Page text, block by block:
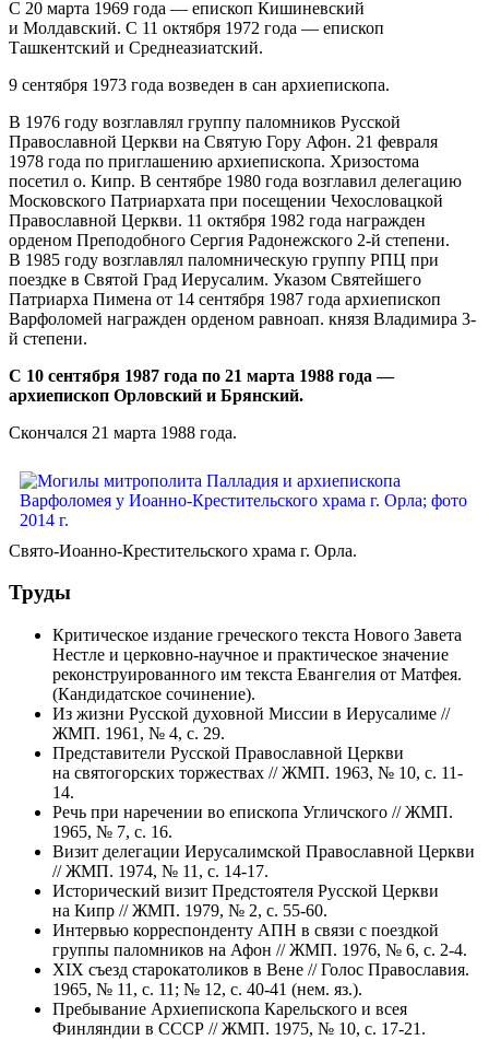
С 20 марта 1969 года — епископ Кишиневский
и Молдавский. С 11 октября 1972 года — епископ
Ташкентский и Среднеазиатский.
9 сентября 1973 года возведен в сан архиепископа.
В 1976 году возглавлял группу паломников Русской
Православной Церкви на Святую Гору Афон. 21 февраля
1978 года по приглашению архиепископа. Хризостома
посетил о. Кипр. В сентябре 1980 года возглавил делегацию
Московского Патриархата при посещении Чехословацкой
Православной Церкви. 11 октября 1982 года награжден
орденом Преподобного Сергия Радонежского 2-й степени.
В 1985 году возглавлял паломническую группу РПЦ при
поездке в Святой Град Иерусалим. Указом Святейшего
Патриарха Пимена от 14 сентября 1987 года архиепископ
Варфоломей награжден орденом равноап. князя Владимира 3-
й степени.
С 10 сентября 1987 года по 21 марта 1988 года —
архиепископ Орловский и Брянский.
Скончался 21 марта 1988 года.
Свято-Иоанно-Крестительского храма г. Орла.
Труды
Критическое издание греческого текста Нового Завета
Нестле и церковно-научное и практическое значение
реконструированного им текста Евангелия от Матфея.
(Кандидатское сочинение).
Из жизни Русской духовной Миссии в Иерусалиме //
ЖМП. 1961, № 4, с. 29.
Представители Русской Православной Церкви
на святогорских торжествах // ЖМП. 1963, № 10, с. 11-
14.
Речь при наречении во епископа Угличского // ЖМП.
1965, № 7, с. 16.
Визит делегации Иерусалимской Православной Церкви
// ЖМП. 1974, № 11, с. 14-17.
Исторический визит Предстоятеля Русской Церкви
на Кипр // ЖМП. 1979, № 2, с. 55-60.
Интервью корреспонденту АПН в связи с поездкой
группы паломников на Афон // ЖМП. 1976, № 6, с. 2-4.
ХIХ съезд старокатоликов в Вене // Голос Православия.
1965, № 11, с. 11; № 12, с. 40-41 (нем. яз.).
Пребывание Архиепископа Карельского и всея
Финляндии в СССР // ЖМП. 1975, № 10, с. 17-21.